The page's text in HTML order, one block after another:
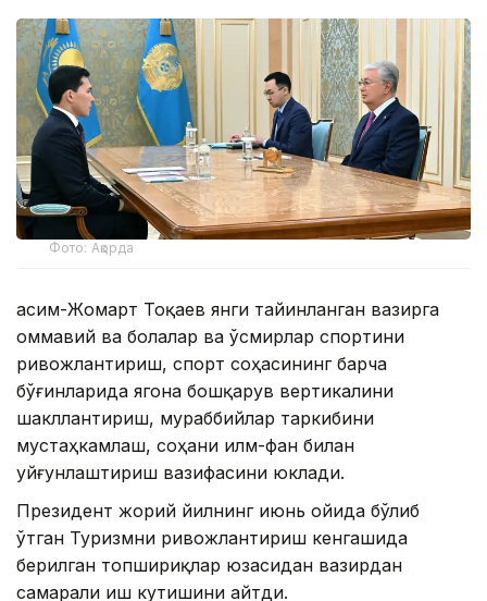
Фото: Ақорда
Қасим-Жомарт Тоқаев янги тайинланган вазирга
оммавий ва болалар ва ўсмирлар спортини
ривожлантириш, спорт соҳасининг барча
бўғинларида ягона бошқарув вертикалини
шакллантириш, мураббийлар таркибини
мустаҳкамлаш, соҳани илм-фан билан
уйғунлаштириш вазифасини юклади.
Президент жорий йилнинг июнь ойида бўлиб
ўтган Туризмни ривожлантириш кенгашида
берилган топшириқлар юзасидан вазирдан
самарали иш кутишини айтди.